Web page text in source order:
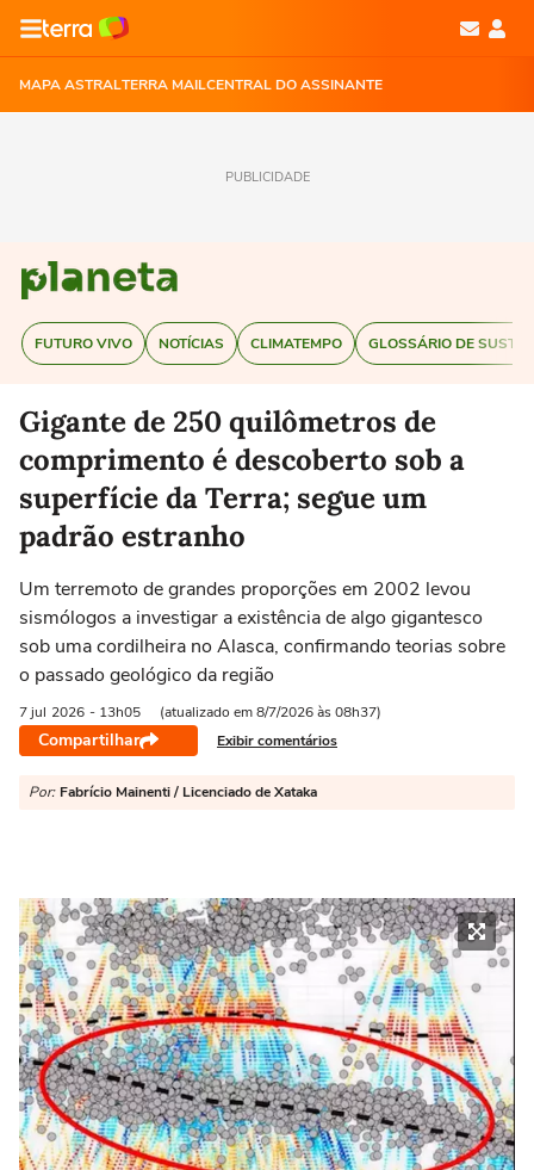
MAPA ASTRALTERRA MAILCENTRAL DO ASSINANTE
PUBLICIDADE
FUTURO VIVO NOTÍCIAS CLIMATEMPO GLOSSÁRIO DE
Gigante de 250 quilômetros de
comprimento é descoberto sob a
superfície da Terra; segue um
padrão estranho
Um terremoto de grandes proporções em 2002 levou
sismólogos a investigar a existência de algo gigantesco
sob uma cordilheira no Alasca, confirmando teorias sobre
o passado geológico da região
7 jul 2026 - 13h05 (atualizado em 8/7/2026 às 08h37)
Compartilhar Exibir comentários
Por: Fabrício Mainenti / Licenciado de Xataka